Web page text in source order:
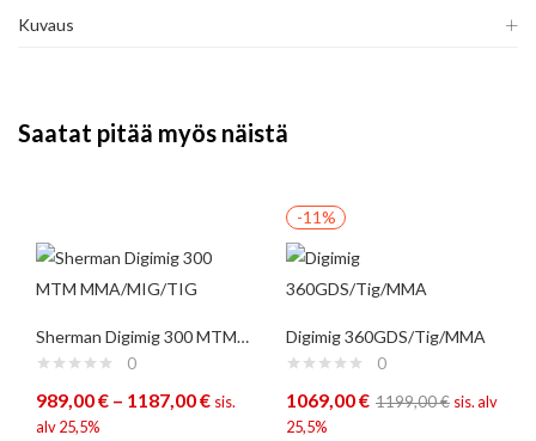
Kuvaus
Saatat pitää myös näistä
Sherman Digimig 300 MTM MMA/MIG/TIG
0
989,00€ – 1187,00€ sis.
alv 25,5%
-11%
Digimig 360GDS/Tig/MMA
0
1069,00€ 1199,00€ sis. alv
25,5%